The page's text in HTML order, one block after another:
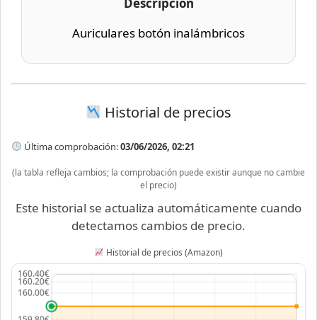
Auriculares botón inalámbricos
Historial de precios
Última comprobación:03/06/2026, 02:21
(la tabla refleja cambios; la comprobación puede existir aunque no cambie
el precio)
Este historial se actualiza automáticamente cuando
detectamos cambios de precio.
Historial de precios (Amazon)